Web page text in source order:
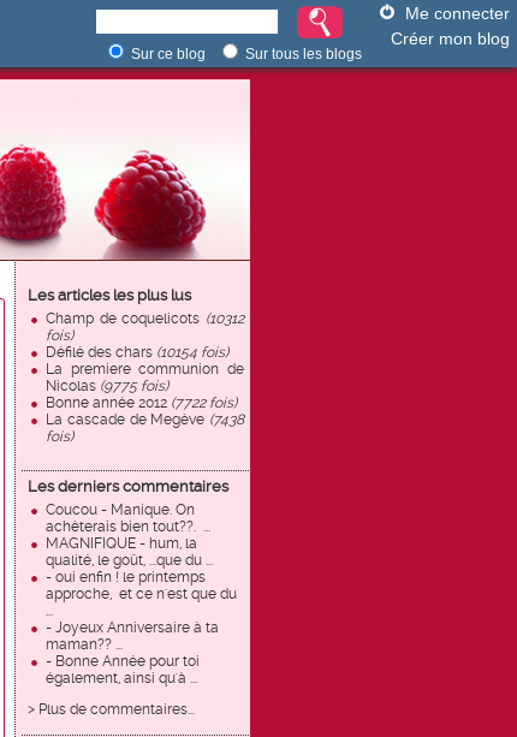
Me connecter
Créer mon blog
Sur ce blog Sur tous les blogs
Les articles les plus lus
Champ de coquelicots (10312
fois)
Défilé des chars (10154 fois)
La premiere communion de
Nicolas (9775 fois)
Bonne année 2012 (7722 fois)
La cascade de Megève (7438
fois)
Les derniers commentaires
Coucou - Manique. On
achèterais bien tout??. ...
MAGNIFIQUE - hum, la
qualité, le goût, ...que du ...
- oui enfin ! le printemps
approche, et ce n'est que du
...
- Joyeux Anniversaire à ta
maman?? ...
- Bonne Année pour toi
également, ainsi qu'à ...
> Plus de commentaires...